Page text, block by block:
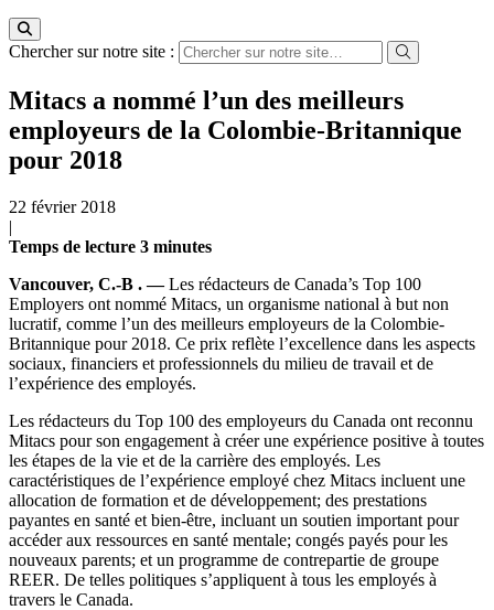
Chercher sur notre site :
Mitacs a nommé l’un des meilleurs
employeurs de la Colombie-Britannique
pour 2018
22 février 2018
|
Temps de lecture 3 minutes
Vancouver, C.-B . —Les rédacteurs de Canada’s Top 100
Employers ont nommé Mitacs, un organisme national à but non
lucratif, comme l’un des meilleurs employeurs de la Colombie-
Britannique pour 2018. Ce prix reflète l’excellence dans les aspects
sociaux, financiers et professionnels du milieu de travail et de
l’expérience des employés.
Les rédacteurs du Top 100 des employeurs du Canada ont reconnu
Mitacs pour son engagement à créer une expérience positive à toutes
les étapes de la vie et de la carrière des employés. Les
caractéristiques de l’expérience employé chez Mitacs incluent une
allocation de formation et de développement; des prestations
payantes en santé et bien-être, incluant un soutien important pour
accéder aux ressources en santé mentale; congés payés pour les
nouveaux parents; et un programme de contrepartie de groupe
REER. De telles politiques s’appliquent à tous les employés à
travers le Canada.